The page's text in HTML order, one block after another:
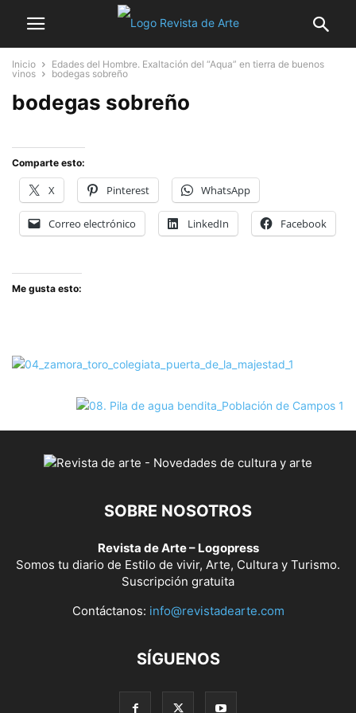
Inicio
Edades del Hombre. Exaltación del “Aqua” en tierra de buenos
vinos
bodegas sobreño
bodegas sobreño
Comparte esto:
X Pinterest WhatsApp
Correo electrónico LinkedIn Facebook
Me gusta esto:
SOBRE NOSOTROS
Revista de Arte – Logopress
Somos tu diario de Estilo de vivir, Arte, Cultura y Turismo.
Suscripción gratuita
Contáctanos: info@revistadearte.com
SÍGUENOS